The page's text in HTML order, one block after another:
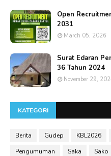
Open
2031
March 05, 2026
Surat Edaran
36 Tahun 2024
November 29,
KATEGORI
Berita Gudep KBL2026
Pengumuman
Saka Sako